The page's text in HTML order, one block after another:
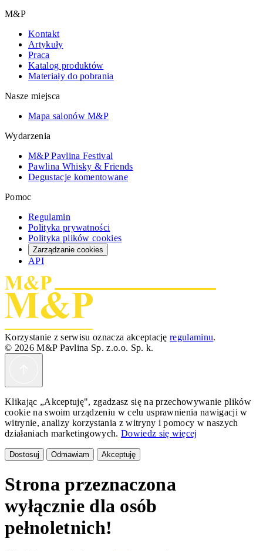
M&P
Kontakt
Artykuły
Praca
Katalog produktów
Materiały do pobrania
Nasze miejsca
Mapa salonów M&P
Wydarzenia
M&P Pavlina Festival
Pawlina Whisky & Friends
Degustacje komentowane
Pomoc
Regulamin
Polityka prywatności
Polityka plików cookies
Zarządzanie cookies
API
Korzystanie z serwisu oznacza akceptacjęregulaminu.
© 2026 M&P Pavlina Sp. z.o.o. Sp. k.
Klikając „Akceptuję", zgadzasz się na przechowywanie plików
cookie na swoim urządzeniu w celu usprawnienia nawigacji w
witrynie, analizy korzystania z witryny i pomocy w naszych
działaniach marketingowych. Dowiedz się więcej
Dostosuj Odmawiam Akceptuję
Strona przeznaczona
wyłącznie dla osób
pełnoletnich!